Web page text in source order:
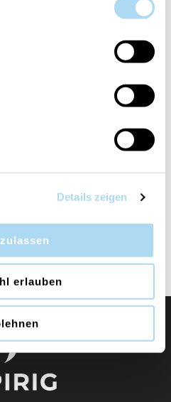
Details zeigen
erlauben
CHF 5.50